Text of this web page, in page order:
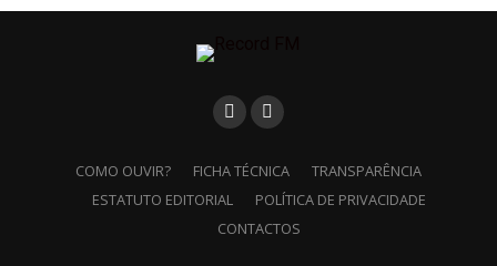
COMO OUVIR? FICHA TÉCNICA
TRANSPARÊNCIA
ESTATUTO EDITORIAL
POLÍTICA DE PRIVACIDADE
CONTACTOS